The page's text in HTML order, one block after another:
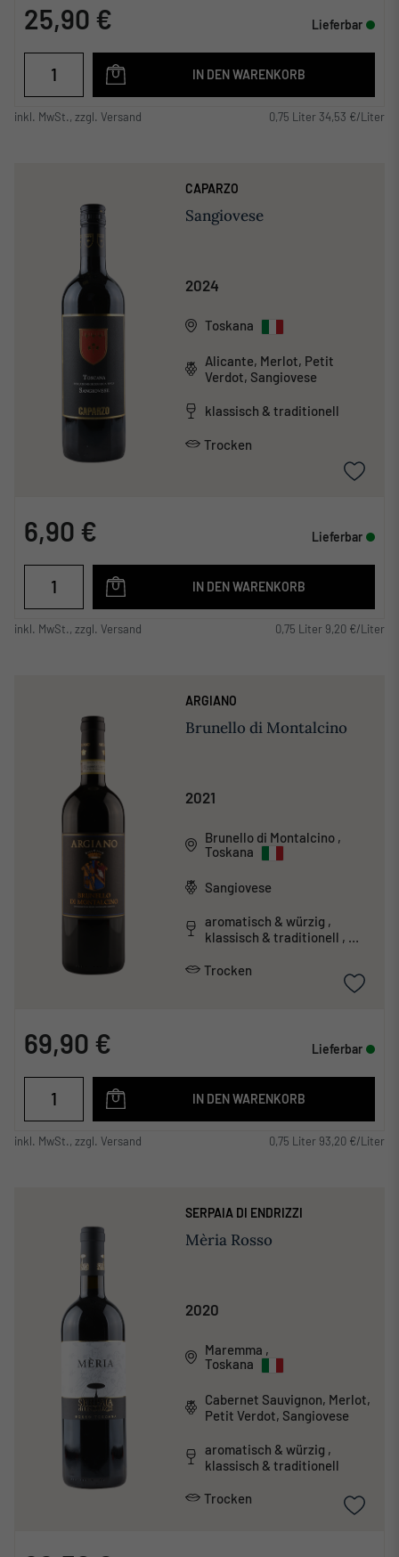
25,90 € Lieferbar
IN DEN WARENKORB
inkl. MwSt., zzgl. Versand 0,75 Liter 34,53 €/Liter
CAPARZO
Sangiovese
2024
Toskana
Alicante, Merlot, Petit
Verdot, Sangiovese
klassisch & traditionell
Trocken
6,90 € Lieferbar
IN DEN WARENKORB
inkl. MwSt., zzgl. Versand 0,75 Liter 9,20 €/Liter
ARGIANO
Brunello di Montalcino
2021
Brunello di Montalcino ,
Toskana
Sangiovese
aromatisch & würzig ,
klassisch & traditionell ,
Trocken
69,90 € Lieferbar
IN DEN WARENKORB
inkl. MwSt., zzgl. Versand 0,75 Liter 93,20 €/Liter
SERPAIA DI ENDRIZZI
Mèria Rosso
2020
Maremma ,
Toskana
Cabernet Sauvignon, Merlot,
Petit Verdot, Sangiovese
aromatisch & würzig ,
klassisch & traditionell
Trocken